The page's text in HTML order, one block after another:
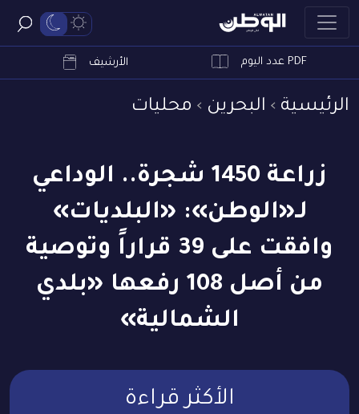
PDF عدد اليوم الأرشيف
الرئيسية البحرين محليات
زراعة 1450 شجرة.. الوداعي
لـ«الوطن»: «البلديات»
وافقت على 39 قراراً وتوصية
من أصل 108 رفعها «بلدي
الشمالية»
الأكثر قراءة